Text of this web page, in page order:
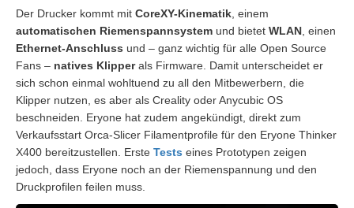
Der Drucker kommt mit CoreXY-Kinematik , einem
automatischen Riemenspannsystem und bietet WLAN , einen
Ethernet-Anschluss und – ganz wichtig für alle Open Source
Fans – natives Klipperals Firmware. Damit unterscheidet er
sich schon einmal wohltuend zu all den Mitbewerbern, die
Klipper nutzen, es aber als Creality oder Anycubic OS
beschneiden. Eryone hat zudem angekündigt, direkt zum
Verkaufsstart Orca-Slicer Filamentprofile für den Eryone Thinker
X400 bereitzustellen. Erste Tests eines Prototypen zeigen
jedoch, dass Eryone noch an der Riemenspannung und den
Druckprofilen feilen muss.